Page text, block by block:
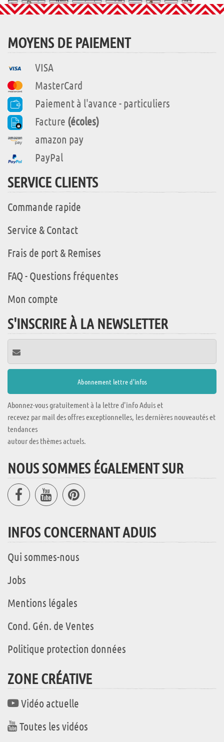
MOYENS DE PAIEMENT
VISA
MasterCard
Paiement à l'avance - particuliers
Facture (écoles)
amazon pay
PayPal
SERVICE CLIENTS
Commande rapide
Service & Contact
Frais de port & Remises
FAQ - Questions fréquentes
Mon compte
S'INSCRIRE À LA NEWSLETTER
Abonnez-vous gratuitement à la lettre d'info Aduis et
recevez par mail des offres exceptionnelles, les dernières nouveautés et
tendances
autour des thèmes actuels.
NOUS SOMMES ÉGALEMENT SUR
INFOS CONCERNANT ADUIS
Qui sommes-nous
Jobs
Mentions légales
Cond. Gén. de Ventes
Politique protection données
ZONE CRÉATIVE
Vidéo actuelle
Toutes les vidéos